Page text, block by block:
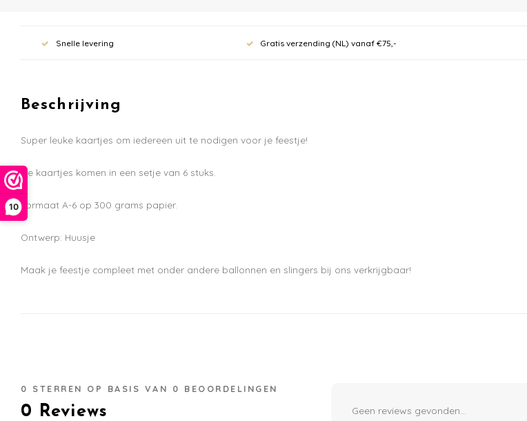
10
Snelle levering Gratis verzending (NL) vanaf €75,-
Beschrijving
Super leuke kaartjes om iedereen uit te nodigen voor je feestje!
De kaartjes komen in een setje van 6 stuks.
Formaat A-6 op 300 grams papier.
Ontwerp: Huusje
Maak je feestje compleet met onder andere ballonnen en slingers bij ons verkrijgbaar!
0 STERREN OP BASIS VAN 0 BEOORDELINGEN
0 Reviews Geen reviews gevonden...